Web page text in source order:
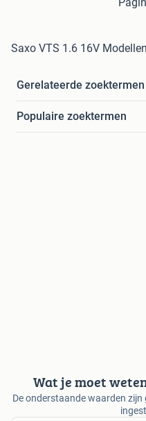
Saxo VTS 1.6 16V
Gerelateerde zoektermen
Populaire zoektermen
Wat je moet
De onderstaande waarden